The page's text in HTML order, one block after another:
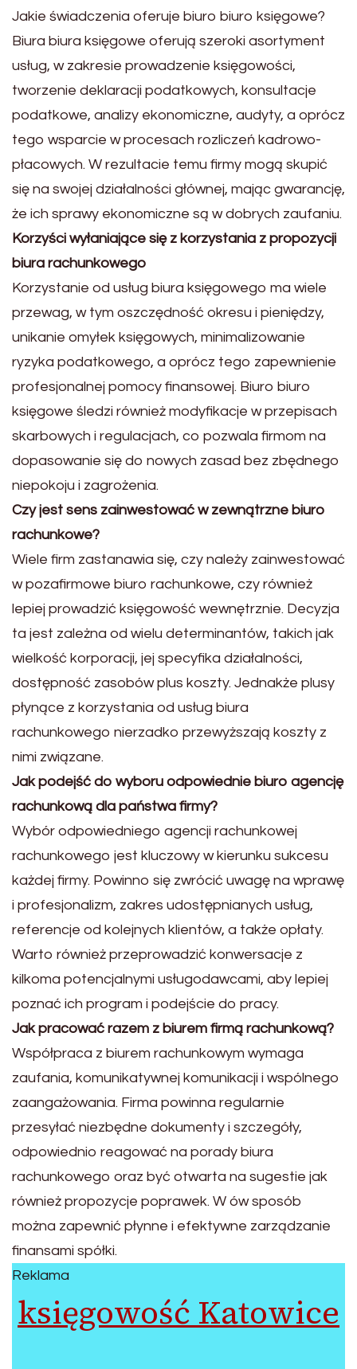
Jakie świadczenia oferuje biuro biuro księgowe?
Biura biura księgowe oferują szeroki asortyment
usług, w zakresie prowadzenie księgowości,
tworzenie deklaracji podatkowych, konsultacje
podatkowe, analizy ekonomiczne, audyty, a oprócz
tego wsparcie w procesach rozliczeń kadrowo-
płacowych. W rezultacie temu firmy mogą skupić
się na swojej działalności głównej, mając gwarancję,
że ich sprawy ekonomiczne są w dobrych zaufaniu.
Korzyści wyłaniające się z korzystania z propozycji
biura rachunkowego
Korzystanie od usług biura księgowego ma wiele
przewag, w tym oszczędność okresu i pieniędzy,
unikanie omyłek księgowych, minimalizowanie
ryzyka podatkowego, a oprócz tego zapewnienie
profesjonalnej pomocy finansowej. Biuro biuro
księgowe śledzi również modyfikacje w przepisach
skarbowych i regulacjach, co pozwala firmom na
dopasowanie się do nowych zasad bez zbędnego
niepokoju i zagrożenia.
Czy jest sens zainwestować w zewnątrzne biuro
rachunkowe?
Wiele firm zastanawia się, czy należy zainwestować
w pozafirmowe biuro rachunkowe, czy również
lepiej prowadzić księgowość wewnętrznie. Decyzja
ta jest zależna od wielu determinantów, takich jak
wielkość korporacji, jej specyfika działalności,
dostępność zasobów plus koszty. Jednakże plusy
płynące z korzystania od usług biura
rachunkowego nierzadko przewyższają koszty z
nimi związane.
Jak podejść do wyboru odpowiednie biuro agencję
rachunkową dla państwa firmy?
Wybór odpowiedniego agencji rachunkowej
rachunkowego jest kluczowy w kierunku sukcesu
każdej firmy. Powinno się zwrócić uwagę na wprawę
i profesjonalizm, zakres udostępnianych usług,
referencje od kolejnych klientów, a także opłaty.
Warto również przeprowadzić konwersacje z
kilkoma potencjalnymi usługodawcami, aby lepiej
poznać ich program i podejście do pracy.
Jak pracować razem z biurem firmą rachunkową?
Współpraca z biurem rachunkowym wymaga
zaufania, komunikatywnej komunikacji i wspólnego
zaangażowania. Firma powinna regularnie
przesyłać niezbędne dokumenty i szczegóły,
odpowiednio reagować na porady biura
rachunkowego oraz być otwarta na sugestie jak
również propozycje poprawek. W ów sposób
można zapewnić płynne i efektywne zarządzanie
finansami spółki.
Reklama
księgowość Katowice